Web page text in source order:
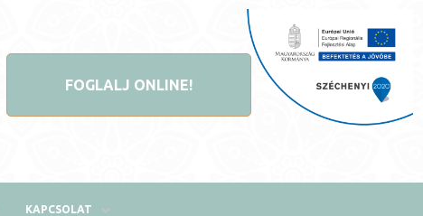
FOGLALJ ONLINE!
KAPCSOLAT